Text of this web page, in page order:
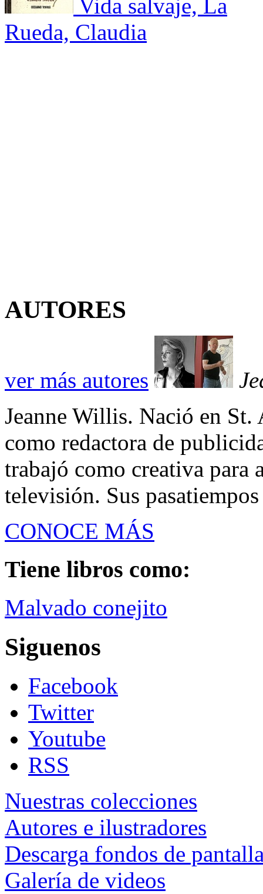
Vida salvaje, La
Rueda, Claudia
AUTORES
ver más autores
Jeanne Willis. Nació en St.
como redactora de
trabajó como creativa para
televisión. Sus
CONOCE MÁS
Tiene libros como:
Malvado conejito
Siguenos
Facebook
Twitter
Youtube
RSS
Nuestras colecciones
Autores e ilustradores
Descarga fondos de
Galería de videos